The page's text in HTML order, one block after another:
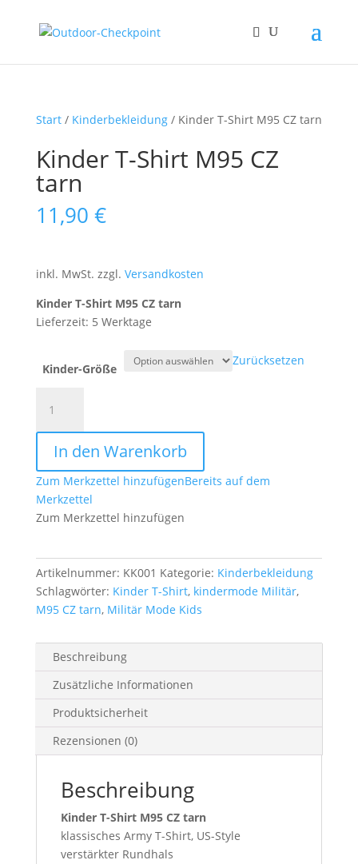
Start/ Kinderbekleidung/ Kinder T-Shirt M95 CZ tarn
Kinder T-Shirt M95 CZ
tarn
11,90 €
inkl. MwSt. zzgl. Versandkosten
Kinder T-Shirt M95 CZ tarn
Lieferzeit: 5 Werktage
Kinder-Größe
Zurücksetzen
Shirt
M95
CZ
tarn
Menge
In den Warenkorb
Zum Merkzettel hinzufügenBereits auf dem
Merkzettel
Zum Merkzettel hinzufügen
Artikelnummer: KK001 Kategorie: Kinderbekleidung
Schlagwörter: Kinder T-Shirt, kindermode Militär,
M95 CZ tarn, Militär Mode Kids
Beschreibung
Zusätzliche Informationen
Produktsicherheit
Rezensionen (0)
Beschreibung
Kinder T-Shirt M95 CZ tarn
klassisches Army T-Shirt, US-Style
verstärkter Rundhals